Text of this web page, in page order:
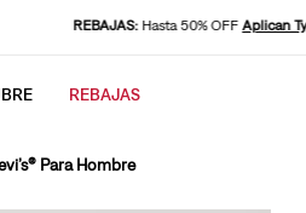
REBAJAS:Hasta 50% OFFAplican TyC.
REBAJAS
Para Hombre